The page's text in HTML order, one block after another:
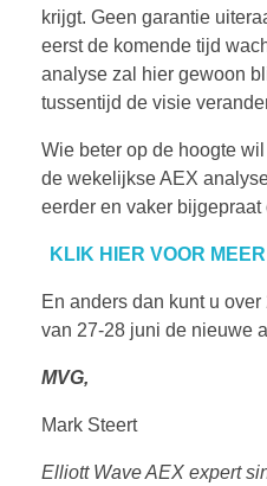
krijgt. Geen garantie
eerst de komende tijd
analyse zal hier gewoon
tussentijd de visie
Wie beter op de hoogte
de wekelijkse AEX
eerder en vaker
KLIK HIER VOOR
En anders dan kunt u
van 27-28 juni de nieuwe
MVG,
Mark Steert
Elliott Wave AEX expert